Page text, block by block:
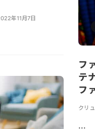
年11月7日
フ
テ
フ
クリ
...